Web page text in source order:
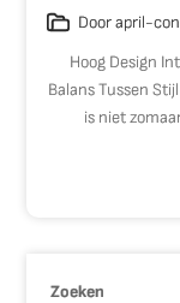
Door april-
Hoog Design
Balans Tussen
is niet
Zoeken